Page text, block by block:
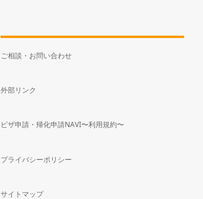
ご相談・お問い合わせ
外部リンク
ビザ申請・帰化申請NAVI〜利用規約〜
プライバシーポリシー
サイトマップ